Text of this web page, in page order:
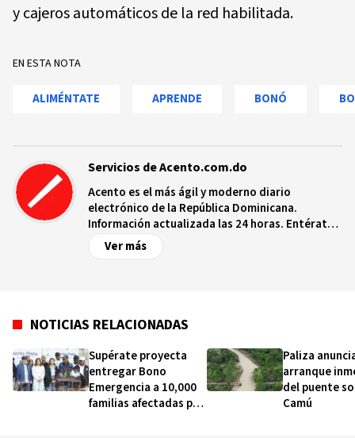
y cajeros automáticos de la red habilitada.
EN ESTA NOTA
ALIMÉNTATE APRENDE BONÓ
Servicios de Acento.com.do
Acento es el más ágil y moderno diario
electrónico de la República Dominicana.
Información actualizada las 24 horas. Entérate
de las noticias y sucesos más importantes a
nivel nacional e internacional, videos y fotos
Ver más
NOTICIAS RELACIONADAS
Supérate proyecta
entregar Bono
Emergencia a 10,000
familias afectadas por
Paliza
arranque
del puente
Camú